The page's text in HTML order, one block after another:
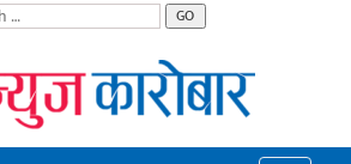
GO